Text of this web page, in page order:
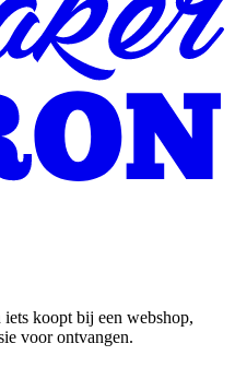
koopt bij een webshop,
voor ontvangen.